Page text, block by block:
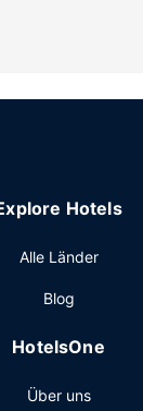
an deinem
Houston
inbegriffenes
ein kostenloser
Hotels
Alle Länder
Blog
HotelsOne
Über uns